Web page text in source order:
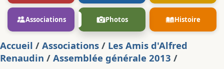
Associations Photos Histoire
Accueil / Associations / Les Amis d'Alfred
Renaudin / Assemblée générale 2013 /